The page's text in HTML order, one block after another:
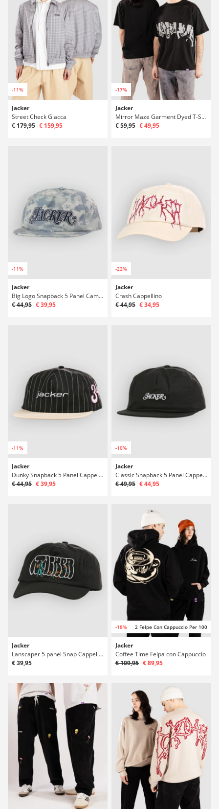
-11%
Jacker
Street Check Giacca
€ 179,95 € 159,95
-17%
Jacker
Mirror Maze Garment Dyed T-Shirt
€ 59,95 € 49,95
-11%
Jacker
Big Logo Snapback 5 Panel Camo Cappellino
€ 44,95 € 39,95
-22%
Jacker
Crash Cappellino
€ 44,95 € 34,95
-11%
Jacker
Dunky Snapback 5 Panel Cappellino
€ 44,95 € 39,95
-10%
Jacker
Classic Snapback 5 Panel Cappellino
€ 49,95 € 44,95
Jacker
Lanscaper 5 panel Snap Cappellino
€ 39,95
-18% 2 Felpe Con Cappuccio Per 100
Jacker
Coffee Time Felpa con Cappuccio
€ 109,95 € 89,95